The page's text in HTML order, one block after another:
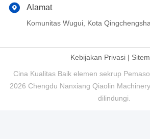
Alamat
Komunitas Wugui, Kota
Kebijakan Privasi |
Cina Kualitas Baik elemen sekrup
2026 Chengdu Nanxiang Qiaolin
dilindungi.